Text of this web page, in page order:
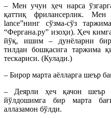
– Мен учун ҳеч нарса
қаттиқ фрилансерлик.
lance”нинг сўзма-сўз
“Фергана.ру” изоҳи). Ҳеч
йўқ, ишим – дунёларни
тилдан бошқасига таржима
тескариси. (Кулади.)
– Бирор марта аёлларга шеър
– Деярли ҳеч қачон шеър
йўлдошимга бир марта
аллазамон бўлди.